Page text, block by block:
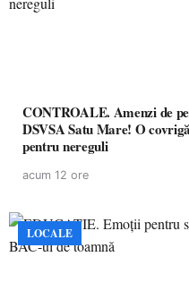
CONTROALE. Amenzi de
DSVSA Satu Mare! O
pentru nereguli
acum 12 ore
LOCALE